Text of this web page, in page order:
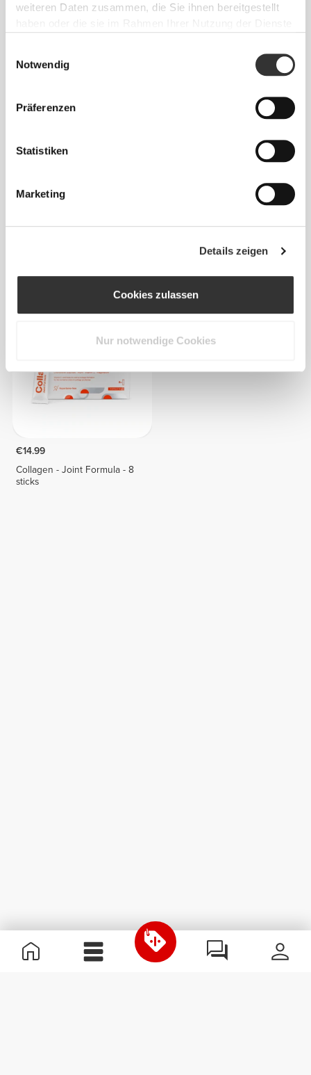
weiteren Daten zusammen, die Sie ihnen bereitgestellt
Notwendig
Präferenzen
Statistiken
Marketing
Details zeigen
Cookies zulassen
Nur notwendige Cookies
Hair Pro Complex 360 g
PeptiPlus™ - Hydrolysiertes
Kollagen + Whey 900 g
Collagen Creamer 300g
NEU
€14.99
Collagen - Joint Formula - 8
sticks